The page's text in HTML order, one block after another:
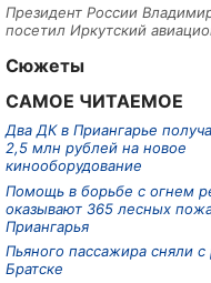
Президент России
посетил Иркутский
Сюжеты
САМОЕ ЧИТАЕМОЕ
Два ДК в Приангарье
2,5 млн рублей на новое
кинооборудование
Помощь в борьбе с огнем
оказывают 365 лесных
Приангарья
Пьяного пассажира сняли с
Братске